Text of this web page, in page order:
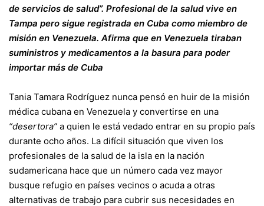
de servicios de salud”. Profesional de la salud vive en
Tampa pero sigue registrada en Cuba como miembro de
misión en Venezuela. Afirma que en Venezuela tiraban
suministros y medicamentos a la basura para poder
importar más de Cuba
Tania Tamara Rodríguez nunca pensó en huir de la misión
médica cubana en Venezuela y convertirse en una
“desertora” a quien le está vedado entrar en su propio país
durante ocho años. La difícil situación que viven los
profesionales de la salud de la isla en la nación
sudamericana hace que un número cada vez mayor
busque refugio en países vecinos o acuda a otras
alternativas de trabajo para cubrir sus necesidades en